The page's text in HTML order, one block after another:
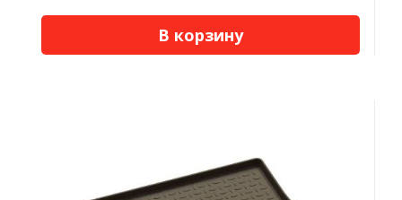
В корзину